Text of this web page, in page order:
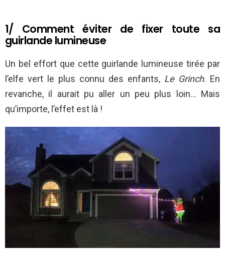
1/ Comment éviter de fixer toute sa
guirlande lumineuse
Un bel effort que cette guirlande lumineuse tirée par
l’elfe vert le plus connu des enfants, Le Grinch. En
revanche, il aurait pu aller un peu plus loin… Mais
qu’importe, l’effet est là !